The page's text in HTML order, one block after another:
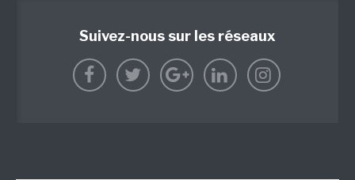
Suivez-nous sur les réseaux